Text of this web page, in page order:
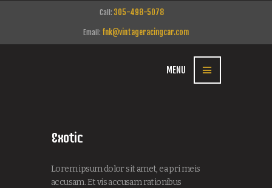
Call: 305-498-5078
Email: fnk@vintageracingcar.com
MENU
Exotic
Lorem ipsum dolor sit amet, ea pri meis
accusam. Et vis accusam rationibus